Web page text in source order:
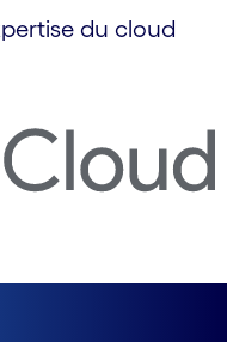
du cloud